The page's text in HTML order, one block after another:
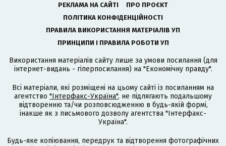
РЕКЛАМА НА САЙТІ
ПРО ПРОЄКТ
ПОЛІТИКА КОНФІДЕНЦІЙНОСТІ
ПРАВИЛА ВИКОРИСТАННЯ МАТЕРІАЛІВ УП
ПРИНЦИПИ І ПРАВИЛА РОБОТИ УП
Використання матеріалів сайту лише за умови посилання (для
інтернет-видань - гіперпосилання) на "Економічну правду".
Всі матеріали, які розміщені на цьому сайті із посиланням на
агентство "Інтерфакс-Україна", не підлягають подальшому
відтворенню та/чи розповсюдженню в будь-якій формі,
інакше як з письмового дозволу агентства "Інтерфакс-
Україна".
Будь-яке копіювання, передрук та відтворення фотографічних